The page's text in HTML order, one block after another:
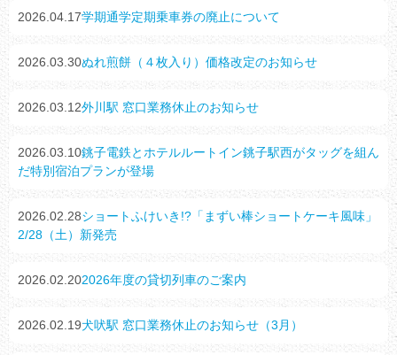
2026.04.17学期通学定期乗車券の廃止について
2026.03.30ぬれ煎餅（４枚入り）価格改定のお知らせ
2026.03.12外川駅 窓口業務休止のお知らせ
2026.03.10銚子電鉄とホテルルートイン銚子駅西がタッグを組ん
だ特別宿泊プランが登場
2026.02.28ショートふけいき!?「まずい棒ショートケーキ風味」
2/28（土）新発売
2026.02.202026年度の貸切列車のご案内
2026.02.19犬吠駅 窓口業務休止のお知らせ（3月）